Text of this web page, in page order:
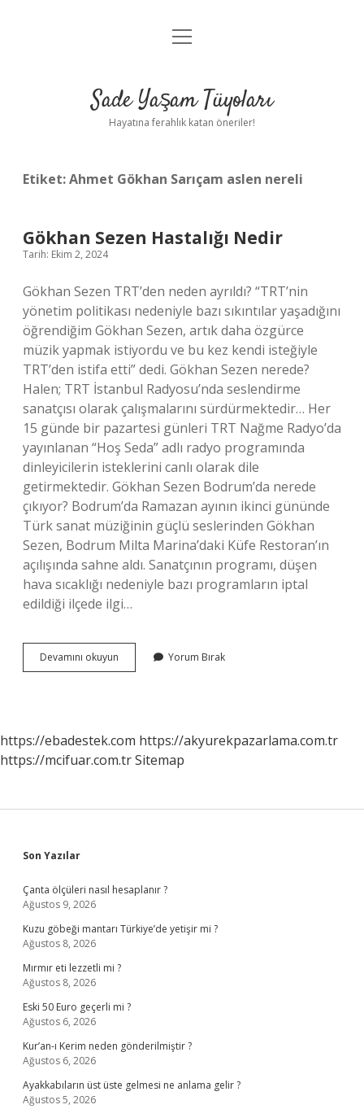
Anasayfa
Yasal Uyarı
menüyü
Sade Yaşam Tüyoları
Hayatına ferahlık katan öneriler!
Etiket:Ahmet Gökhan Sarıçam aslen nereli
Gökhan Sezen Hastalığı Nedir
Tarih: Ekim 2, 2024
Gökhan Sezen TRT’den neden ayrıldı? “TRT’nin
yönetim politikası nedeniyle bazı sıkıntılar yaşadığını
öğrendiğim Gökhan Sezen, artık daha özgürce
müzik yapmak istiyordu ve bu kez kendi isteğiyle
TRT’den istifa etti” dedi. Gökhan Sezen nerede?
Halen; TRT İstanbul Radyosu’nda seslendirme
sanatçısı olarak çalışmalarını sürdürmektedir… Her
15 günde bir pazartesi günleri TRT Nağme Radyo’da
yayınlanan “Hoş Seda” adlı radyo programında
dinleyicilerin isteklerini canlı olarak dile
getirmektedir. Gökhan Sezen Bodrum’da nerede
çıkıyor? Bodrum’da Ramazan ayının ikinci gününde
Türk sanat müziğinin güçlü seslerinden Gökhan
Sezen, Bodrum Milta Marina’daki Küfe Restoran’ın
açılışında sahne aldı. Sanatçının programı, düşen
hava sıcaklığı nedeniyle bazı programların iptal
edildiği ilçede ilgi…
Devamını okuyun
Sezen
Yorum Bırak
https://ebadestek.com https://akyurekpazarlama.com.tr
https://mcifuar.com.trSitemap
Sidebar
Son Yazılar
Çanta ölçüleri nasıl hesaplanır ?
Ağustos 9, 2026
Kuzu göbeği mantarı Türkiye’de yetişir mi ?
Ağustos 8, 2026
Mırmır eti lezzetli mi ?
Ağustos 8, 2026
Eski 50 Euro geçerli mi ?
Ağustos 6, 2026
Kur’an-ı Kerim neden gönderilmiştir ?
Ağustos 6, 2026
Ayakkabıların üst üste gelmesi ne anlama gelir ?
Ağustos 5, 2026